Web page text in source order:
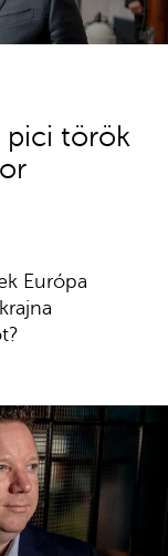
pici török
Európa